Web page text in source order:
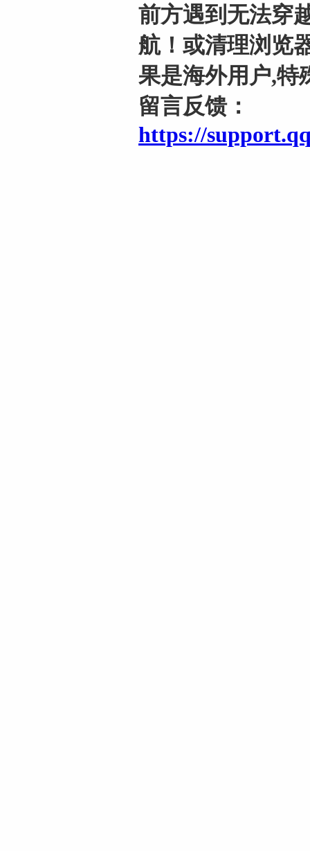
前方遇到无法穿
航！或清理浏览
果是海外用户,特
留言反馈：
https://